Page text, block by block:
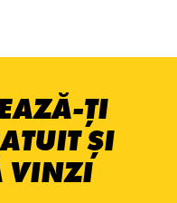
ȚI
ȘI
VINZI